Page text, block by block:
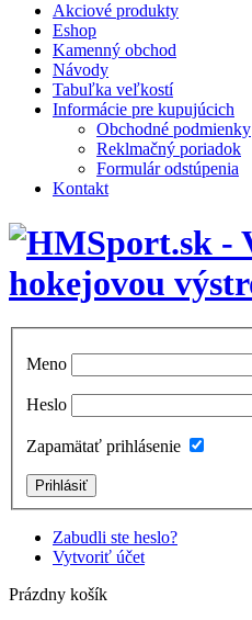
Akciové produkty
Eshop
Kamenný obchod
Návody
Tabuľka veľkostí
Informácie pre kupujúcich
Obchodné podmienky
Reklmačný poriadok
Formulár odstúpenia
Kontakt
Meno
Heslo
Zapamätať prihlásenie
Zabudli ste heslo?
Vytvoriť účet
Prázdny košík